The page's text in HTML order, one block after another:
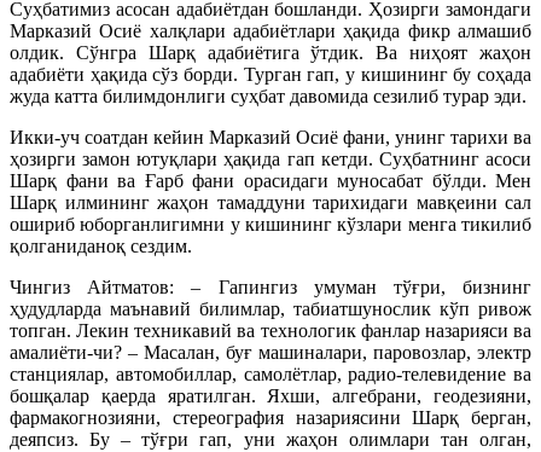
Суҳбатимиз асосан адабиётдан бошланди. Ҳозирги замондаги
Марказий Осиё халқлари адабиётлари ҳақида фикр алмашиб
олдик. Сўнгра Шарқ адабиётига ўтдик. Ва ниҳоят жаҳон
адабиёти ҳақида сўз борди. Турган гап, у кишининг бу соҳада
жуда катта билимдонлиги суҳбат давомида сезилиб турар эди.
Икки-уч соатдан кейин Марказий Осиё фани, унинг тарихи ва
ҳозирги замон ютуқлари ҳақида гап кетди. Суҳбатнинг асоси
Шарқ фани ва Ғарб фани орасидаги муносабат бўлди. Мен
Шарқ илмининг жаҳон тамаддуни тарихидаги мавқеини сал
ошириб юборганлигимни у кишининг кўзлари менга тикилиб
қолганиданоқ сездим.
Чингиз Айтматов: – Гапингиз умуман тўғри, бизнинг
ҳудудларда маънавий билимлар, табиатшунослик кўп ривож
топган. Лекин техникавий ва технологик фанлар назарияси ва
амалиёти-чи? – Масалан, буғ машиналари, паровозлар, электр
станциялар, автомобиллар, самолётлар, радио-телевидение ва
бошқалар қаерда яратилган. Яхши, алгебрани, геодезияни,
фармакогнозияни, стереография назариясини Шарқ берган,
деяпсиз. Бу – тўғри гап, уни жаҳон олимлари тан олган,